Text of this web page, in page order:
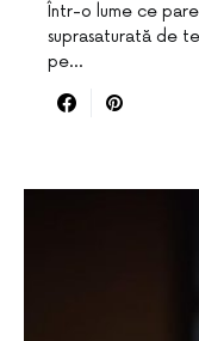
Într-o lume ce
suprasaturată de
pe…